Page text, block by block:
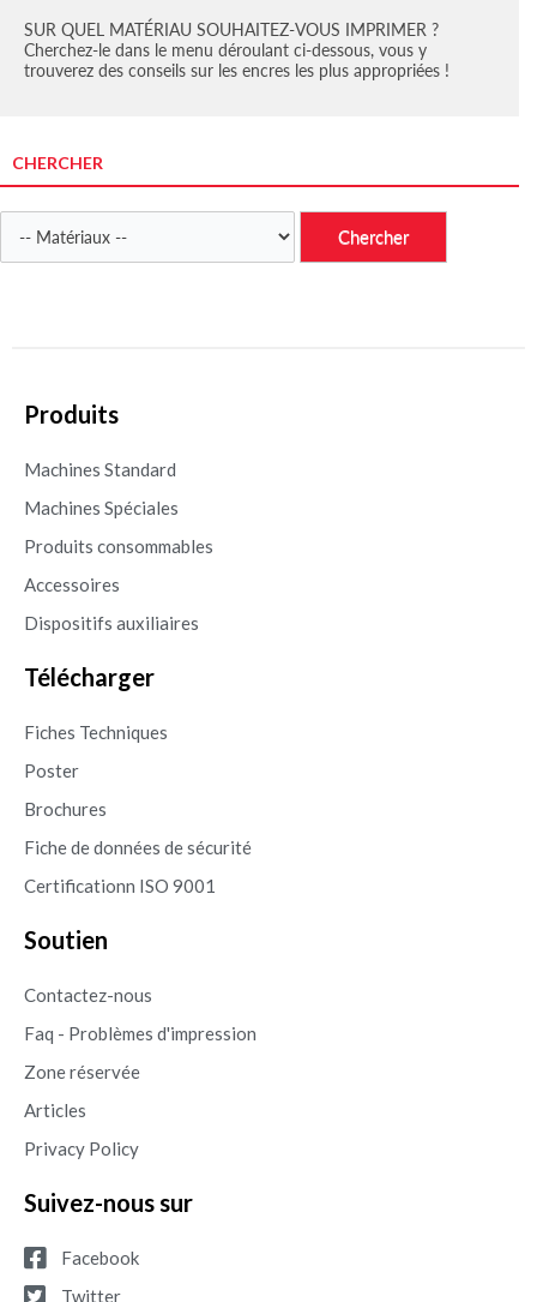
SUR QUEL MATÉRIAU SOUHAITEZ-VOUS IMPRIMER ?
Cherchez-le dans le menu déroulant ci-dessous, vous y
trouverez des conseils sur les encres les plus appropriées !
CHERCHER
Produits
Machines Standard
Machines Spéciales
Produits consommables
Accessoires
Dispositifs auxiliaires
Télécharger
Fiches Techniques
Poster
Brochures
Fiche de données de sécurité
Certificationn ISO 9001
Soutien
Contactez-nous
Faq - Problèmes d'impression
Zone réservée
Articles
Privacy Policy
Suivez-nous sur
Facebook
Twitter